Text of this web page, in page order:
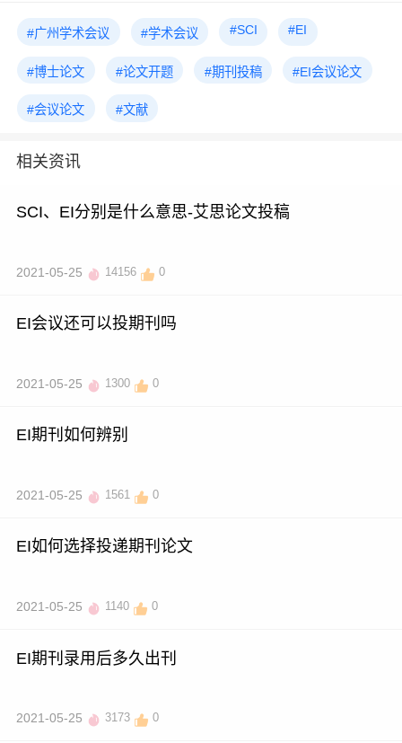
#广州学术会议 #学术会议 #SCI #EI
#博士论文 #论文开题 #期刊投稿 #EI会议论文
#会议论文 #文献
相关资讯
SCI、EI分别是什么意思-艾思论文投稿
2021-05-25 14156 0
EI会议还可以投期刊吗
2021-05-25 1300 0
EI期刊如何辨别
2021-05-25 1561 0
EI如何选择投递期刊论文
2021-05-25 1140 0
EI期刊录用后多久出刊
2021-05-25 3173 0